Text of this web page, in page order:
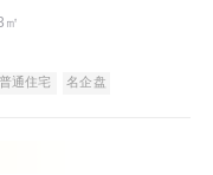
㎡
普通住宅
名企盘